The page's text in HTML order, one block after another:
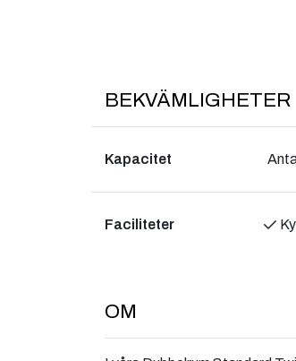
BEKVÄMLIGHETER
Kapacitet
Faciliteter
OM